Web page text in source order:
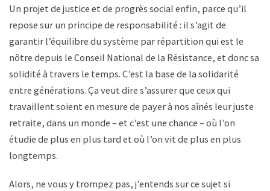
Un projet de justice et de progrès social enfin, parce qu’il
repose sur un principe de responsabilité : il s’agit de
garantir l’équilibre du système par répartition qui est le
nôtre depuis le Conseil National de la Résistance, et donc sa
solidité à travers le temps. C’est la base de la solidarité
entre générations. Ça veut dire s’assurer que ceux qui
travaillent soient en mesure de payer à nos aînés leur juste
retraite, dans un monde – et c’est une chance – où l’on
étudie de plus en plus tard et où l’on vit de plus en plus
longtemps.
Alors, ne vous y trompez pas, j’entends sur ce sujet si